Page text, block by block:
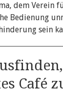
dem Verein
Bedienung
sein
Café